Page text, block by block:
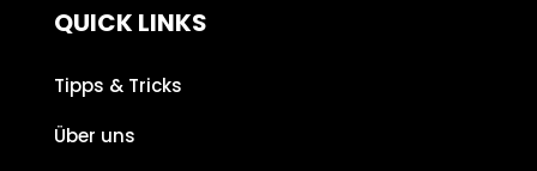
QUICK LINKS
Tipps & Tricks
Über uns